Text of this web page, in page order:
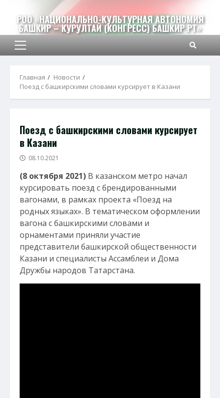
содержимому
РОО «НАЦИОНАЛЬНО-КУЛЬТУРНАЯ АВТОНОМИЯ
БАШКИР – КУРУЛТАЙ (КОНГРЕСС) БАШКИР РТ»
Основное
Главная
Новости
Поезд с башкирскими словами курсирует в Казани
Поезд с башкирскими словами курсирует
в Казани
08.10.2021
(8 октября 2021) В казанском метро начал
курсировать поезд с брендированными
вагонами, в рамках проекта «Поезд на
родных языках». В тематическом оформлении
вагона с башкирскими словами и
орнаментами приняли участие
представители башкирской общественности
Казани и специалисты Ассамблеи и Дома
Дружбы народов Татарстана.